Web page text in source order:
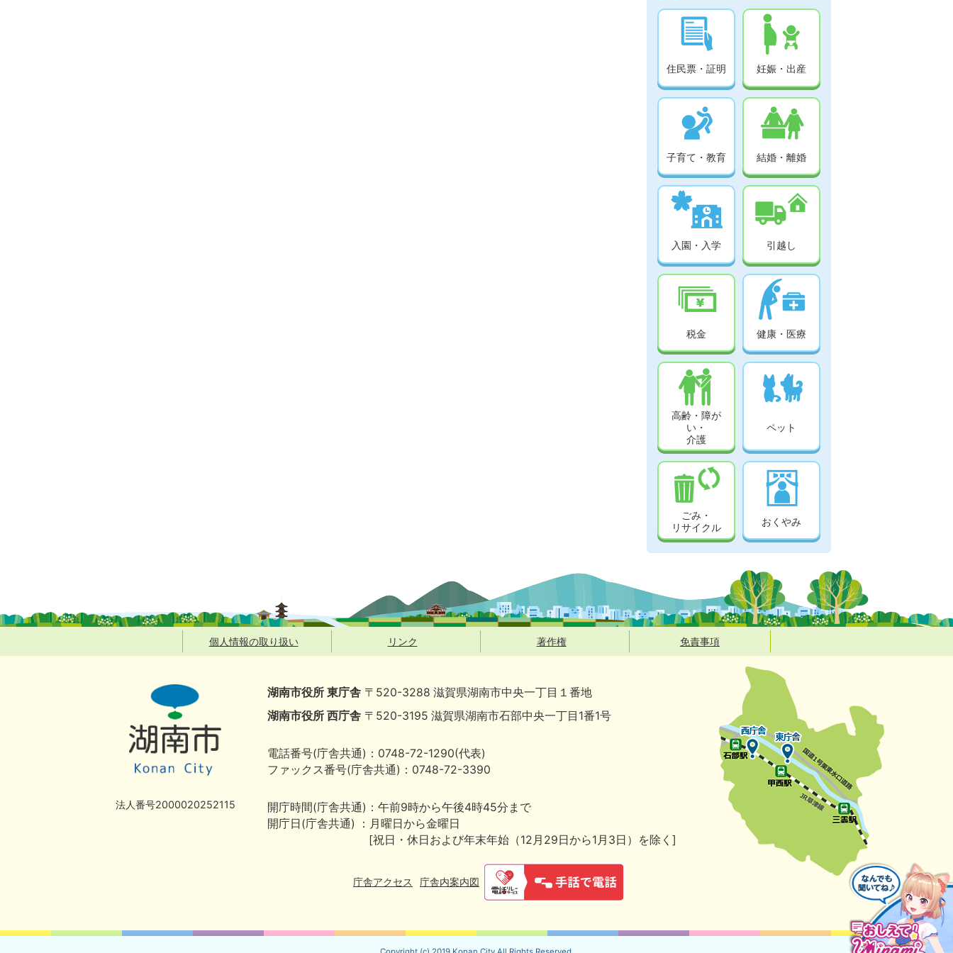
住民票・証明 妊娠・出産
子育て・教育 結婚・離婚
入園・入学 引越し
税金 健康・医療
高齢・障が
い・
介護
ペット
ごみ・
リサイクル
おくやみ
個人情報の取り扱い リンク 著作権 免責事項
法人番号2000020252115
湖南市役所 東庁舎 〒520-3288 滋賀県湖南市中央一丁目１番地
湖南市役所 西庁舎 〒520-3195 滋賀県湖南市石部中央一丁目1番1号
電話番号(庁舎共通)：0748-72-1290(代表)
ファックス番号(庁舎共通)：0748-72-3390
開庁時間(庁舎共通)：午前9時から午後4時45分まで
開庁日(庁舎共通) ：月曜日から金曜日
[祝日・休日および年末年始（12月29日から1月3日）を除く]
庁舎アクセス 庁舎内案内図